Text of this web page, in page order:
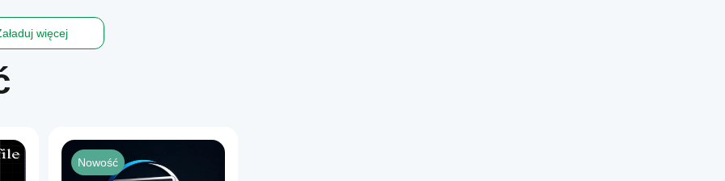
więcej
Nowość